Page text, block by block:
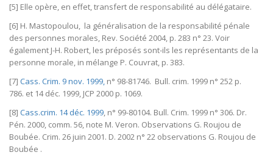
[5] Elle opère, en effet, transfert de responsabilité au délégataire.
[6] H. Mastopoulou, la généralisation de la responsabilité pénale
des personnes morales, Rev. Société 2004, p. 283 n° 23. Voir
également J-H. Robert, les préposés sont-ils les représentants de la
personne morale, in mélange P. Couvrat, p. 383.
[7] Cass. Crim. 9 nov. 1999, n° 98-81746. Bull. crim. 1999 n° 252 p.
786. et 14 déc. 1999, JCP 2000 p. 1069.
[8] Cass.crim. 14 déc. 1999, n° 99-80104. Bull. Crim. 1999 n° 306. Dr.
Pén. 2000, comm. 56, note M. Veron. Observations G. Roujou de
Boubée. Crim. 26 juin 2001. D. 2002 n° 22 observations G. Roujou de
Boubée .